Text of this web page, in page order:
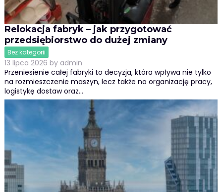
Relokacja fabryk – jak przygotować
przedsiębiorstwo do dużej zmiany
Bez kategorii
13 lipca 2026 by admin
Przeniesienie całej fabryki to decyzja, która wpływa nie tylko
na rozmieszczenie maszyn, lecz także na organizację pracy,
logistykę dostaw oraz…